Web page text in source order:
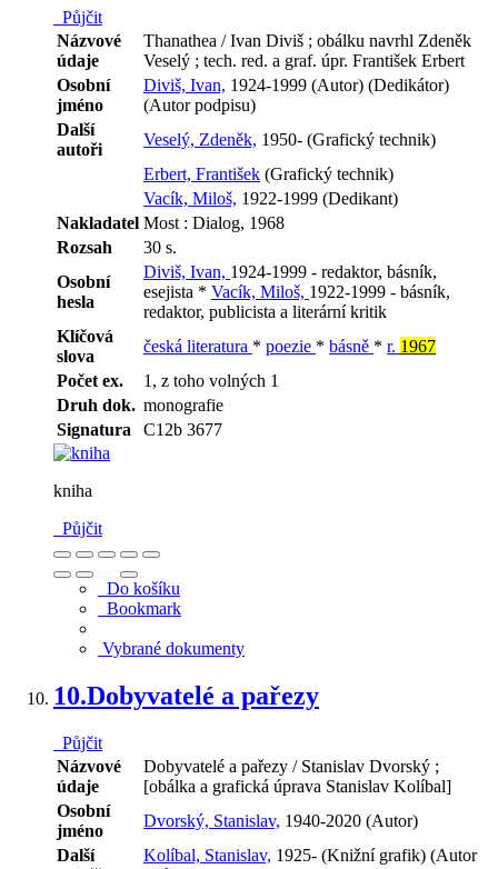
Půjčit
Názvové
údaje
Thanathea / Ivan Diviš ; obálku navrhl Zdeněk
Veselý ; tech. red. a graf. úpr. František Erbert
Osobní
jméno
Diviš, Ivan, 1924-1999 (Autor) (Dedikátor)
(Autor podpisu)
Další
autoři
Veselý, Zdeněk, 1950- (Grafický technik)
Erbert, František (Grafický technik)
Vacík, Miloš, 1922-1999 (Dedikant)
Nakladatel Most : Dialog, 1968
Rozsah
30 s.
Osobní
hesla
Diviš, Ivan, 1924-1999 - redaktor, básník,
esejista * Vacík, Miloš, 1922-1999 - básník,
redaktor, publicista a literární kritik
Klíčová
slova
česká literatura * poezie * básně * r. 1967
Počet ex.
1, z toho volných 1
Druh dok. monografie
Signatura
C12b 3677
kniha
Půjčit
Do košíku
Bookmark
Vybrané dokumenty
10.Dobyvatelé a pařezy
Půjčit
Názvové
údaje
Dobyvatelé a pařezy / Stanislav Dvorský ;
[obálka a grafická úprava Stanislav Kolíbal]
Osobní
jméno
Dvorský, Stanislav, 1940-2020 (Autor)
Další
Kolíbal, Stanislav, 1925- (Knižní grafik) (Autor